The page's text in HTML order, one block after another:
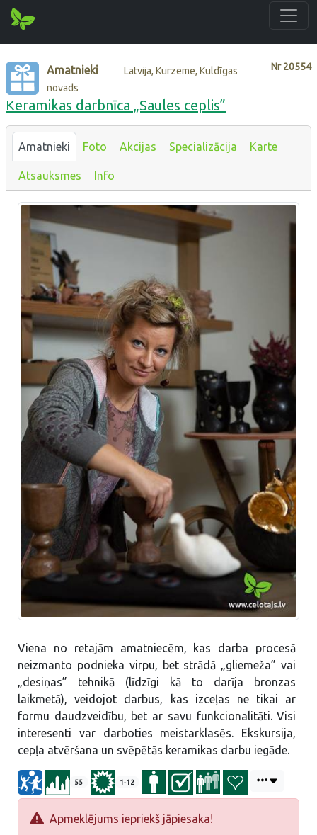
Nr20554
Amatnieki
Latvija, Kurzeme, Kuldīgas
novads
Keramikas darbnīca „Saules ceplis”
Amatnieki Foto Akcijas Specializācija Karte
Atsauksmes Info
Viena no retajām amatniecēm, kas darba procesā
neizmanto podnieka virpu, bet strādā „gliemeža” vai
„desiņas” tehnikā (līdzīgi kā to darīja bronzas
laikmetā), veidojot darbus, kas izceļas ne tikai ar
formu daudzveidību, bet ar savu funkcionalitāti. Visi
interesenti var darboties meistarklasēs. Ekskursija,
cepļa atvēršana un svēpētās keramikas darbu iegāde.
55 1-12
Apmeklējums iepriekš jāpiesaka!